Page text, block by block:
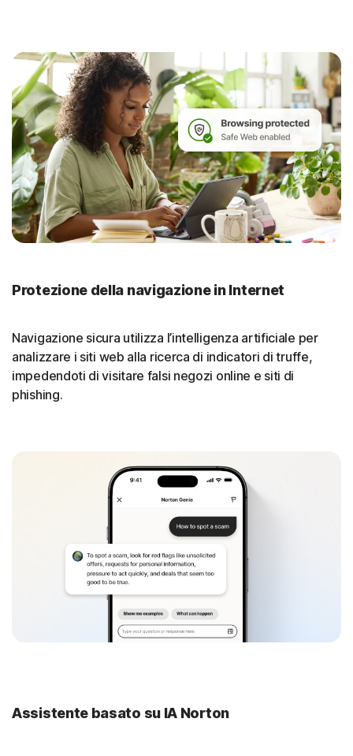
Protezione della navigazione in Internet
Navigazione sicura utilizza l’intelligenza artificiale per
analizzare i siti web alla ricerca di indicatori di truffe,
impedendoti di visitare falsi negozi online e siti di
phishing.
Assistente basato su IA Norton